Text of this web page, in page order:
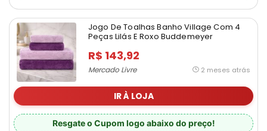
Jogo De Toalhas Banho Village Com 4
Peças Lilás E Roxo Buddemeyer
R$ 143,92
Mercado Livre 2 meses atrás
IR À LOJA
Resgate o Cupom logo abaixo do preço!